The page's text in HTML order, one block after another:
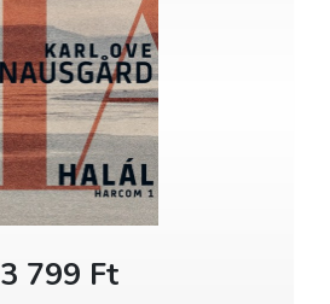
3 799 Ft